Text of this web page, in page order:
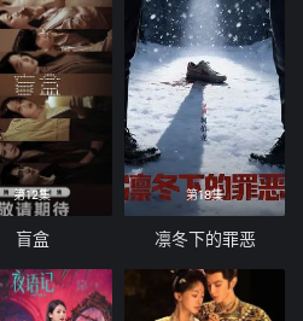
第12集
盲盒
第18集
凛冬下的罪恶